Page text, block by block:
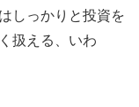
しっかりと投資を
扱える、いわ